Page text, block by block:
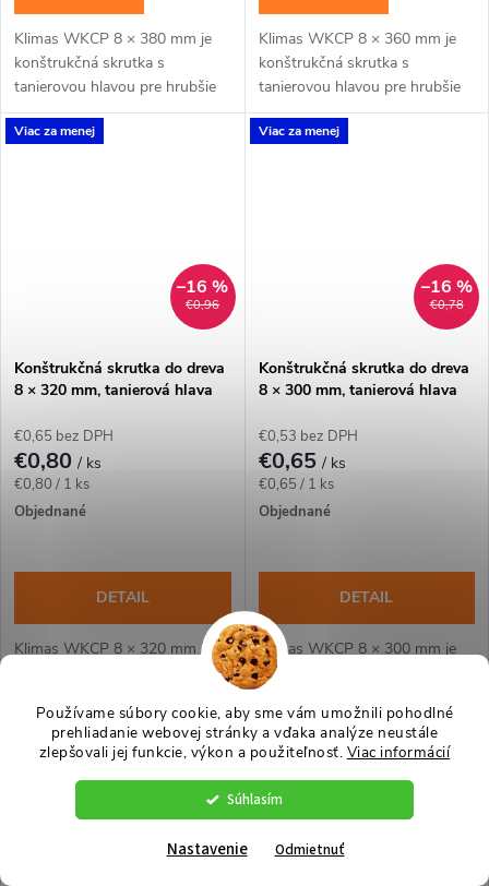
Používame súbory cookie, aby sme vám umožnili pohodlné
prehliadanie webovej stránky a vďaka analýze neustále
zlepšovali jej funkcie, výkon a použiteľnosť. Viac informácií
Súhlasím
Nastavenie Odmietnuť
Klimas WKCP 8 × 380 mm je
konštrukčná skrutka s
tanierovou hlavou pre hrubšie
trámy, krokvy a viacvrstvové
drevené zostavy. Závit má
Klimas WKCP 8 × 360 mm je
konštrukčná skrutka s
tanierovou hlavou pre hrubšie
trámy, krokvy a viacvrstvové
drevené zostavy. Závit má
Viac za menej
€0,96
–16 %
Konštrukčná skrutka do dreva
8 × 320 mm, tanierová hlava
€0,65 bez DPH
€0,80/ ks
Jednotková
cena:
€0,80 / 1 ks
Objednané
DETAIL
Klimas WKCP 8 × 320 mm je
trámy, krokvy a viacvrstvové
drevené zostavy. Závit má
Viac za menej
€0,78
–16 %
Konštrukčná skrutka do dreva
8 × 300 mm, tanierová hlava
€0,53 bez DPH
€0,65/ ks
Jednotková
cena:
€0,65 / 1 ks
Objednané
DETAIL
Klimas WKCP 8 × 300 mm je
konštrukčná skrutka s
trámy, krokvy a viacvrstvové
drevené zostavy. Závit má
Viac za menej Viac za menej